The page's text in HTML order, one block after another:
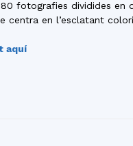
fotografies dividides
centra en l’esclatant
aquí